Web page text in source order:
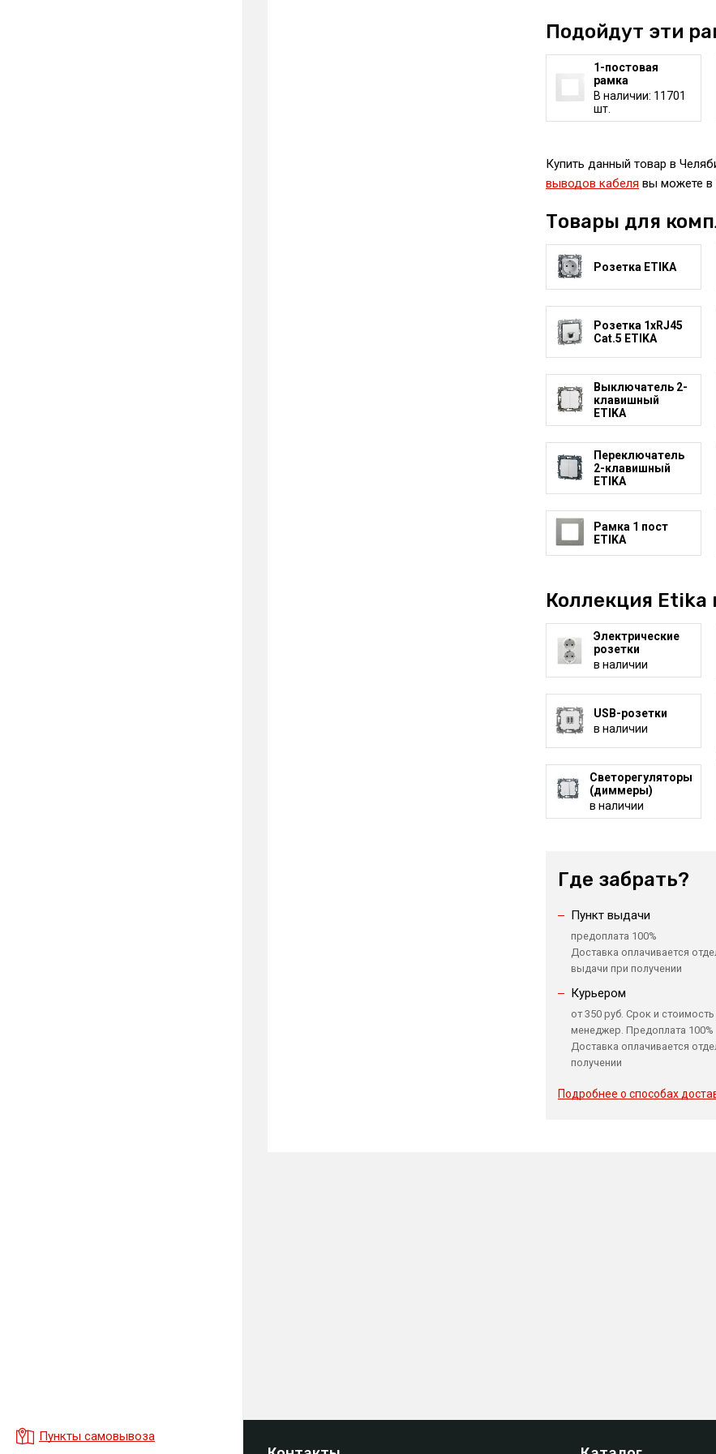
Пункты самовывоза
Подойдут эти
1-постовая
рамка
В наличии: 11701
шт.
Купить данный товар в
выводов кабеля вы можете в
Товары для
Розетка ETIKA
Розетка 1xRJ45
Cat.5 ETIKA
Выключатель 2-
клавишный
ETIKA
Переключатель
2-клавишный
ETIKA
Рамка 1 пост
ETIKA
Коллекция Etika
Электрические
розетки
в наличии
USB-розетки
в наличии
Светорегуляторы
(диммеры)
в наличии
Где забрать?
Пункт выдачи
предоплата 100%
Доставка оплачивается
выдачи при получении
Курьером
от 350 руб. Срок и стоимость
менеджер. Предоплата 100%
Доставка оплачивается
получении
Подробнее о способах